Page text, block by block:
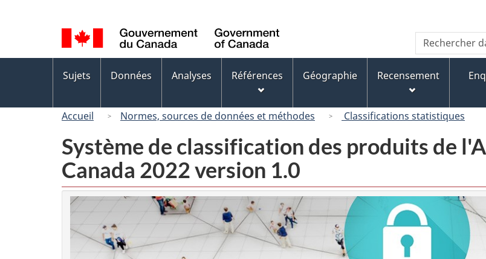
au
contenu
principal
« À
propos
de
ce
version
HTML
simplifiée
de
la
langue
Canada
Recherche
Rechercher
dans
Canada
des
Sujets Données Analyses Références Géographie Recensement
Accueil Normes, sources de données et méthodes Classifications statistiques
Système de classification des produits de
Canada 2022 version 1.0